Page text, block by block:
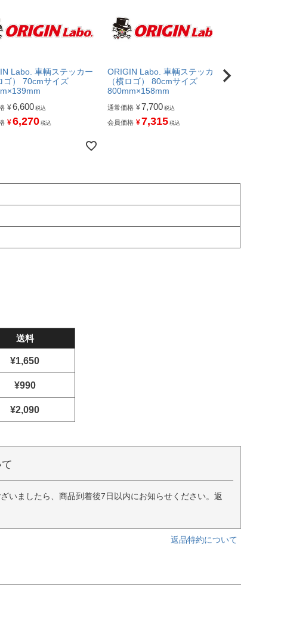
Labo. 車輌ステッカー
ゴ） 70cmサイズ
¥6,600 税込
¥6,270 税込
ORIGIN Labo. 車輌ステッカー
（横ロゴ） 80cmサイズ
800mm×158mm
通常価格 ¥7,700 税込
会員価格 ¥7,315 税込
送料
¥1,650
¥990
¥2,090
いましたら、商品到着後7日以内にお知らせください。返
返品特約について